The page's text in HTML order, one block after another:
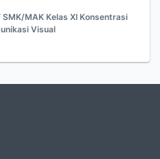
SMK/MAK Kelas XI Konsentrasi
Visual